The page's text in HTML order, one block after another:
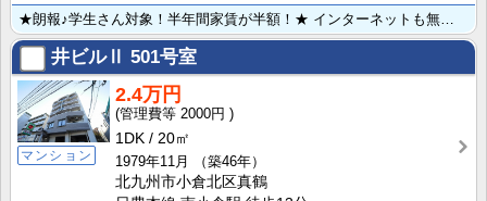
井ビルⅡ 501号室
マンション
2.4万円
2000円
1DK
20㎡
1979年11月
（築46年）
北九州市小倉北区真鶴